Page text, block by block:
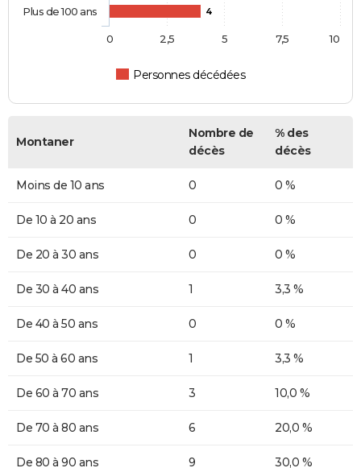
4
Personnes décédées
Plus de 100 ans
0 10
2,5 5 7,5
Montaner
Nombre de
décès
% des
décès
Moins de 10 ans 0 0 %
De 10 à 20 ans 0 0 %
De 20 à 30 ans 0 0 %
De 30 à 40 ans 1 3,3 %
De 40 à 50 ans 0 0 %
De 50 à 60 ans 1 3,3 %
De 60 à 70 ans 3 10,0 %
De 70 à 80 ans 6 20,0 %
De 80 à 90 ans 9 30,0 %